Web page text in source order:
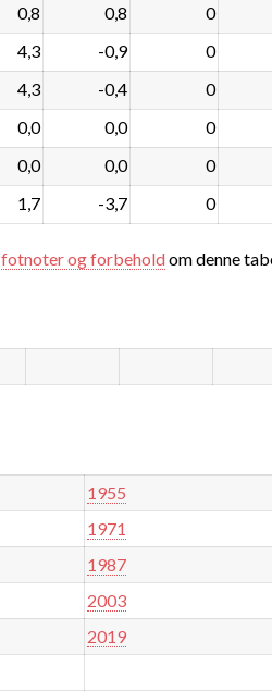
0,8 0,8 0
4,3 -0,9 0
4,3 -0,4 0
0,0 0,0 0
0,0 0,0 0
1,7 -3,7 0
fotnoter og forbeholdom denne
1955
1971
1987
2003
2019